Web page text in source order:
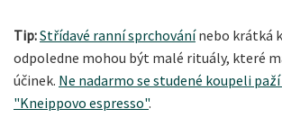
Tip:Střídavé ranní sprchovánínebo krátká
odpoledne mohou být malé rituály, které
účinek. Ne nadarmo se studené koupeli
"Kneippovo espresso".